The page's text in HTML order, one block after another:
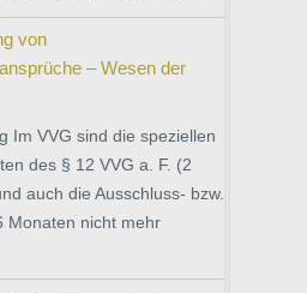
von
– Wesen der
Im VVG sind die speziellen
des § 12 VVG a. F. (2
auch die Ausschluss- bzw.
Monaten nicht mehr